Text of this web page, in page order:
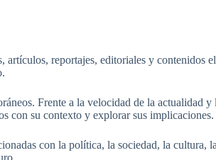
reportajes, editoriales y contenidos
Frente a la velocidad de la actualidad y
con su contexto y explorar sus implicaciones.
con la política, la sociedad, la cultura,